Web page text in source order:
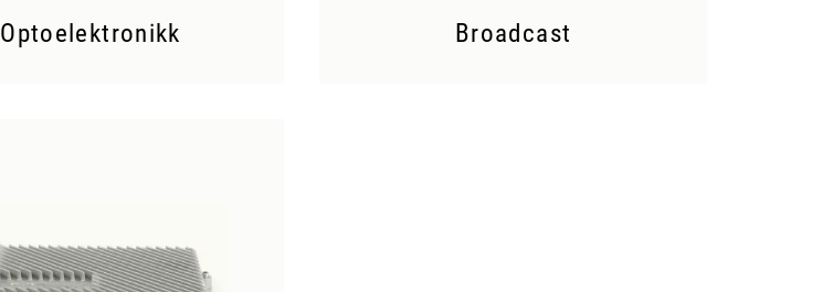
Optoelektronikk Broadcast